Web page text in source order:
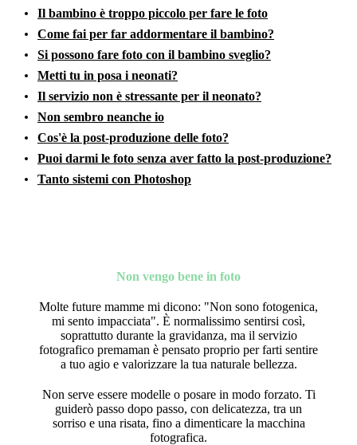
Il bambino è troppo piccolo per fare le foto
Come fai per far addormentare il bambino?
Si possono fare foto con il bambino sveglio?
Metti tu in posa i neonati?
Il servizio non è stressante per il neonato?
Non sembro neanche io
Cos'è la post-produzione delle foto?
Puoi darmi le foto senza aver fatto la post-produzione?
Tanto sistemi con Photoshop
Non vengo bene in foto
Molte future mamme mi dicono: "Non sono fotogenica,
mi sento impacciata". È normalissimo sentirsi così,
soprattutto durante la gravidanza, ma il servizio
fotografico premaman è pensato proprio per farti sentire
a tuo agio e valorizzare la tua naturale bellezza.
Non serve essere modelle o posare in modo forzato. Ti
guiderò passo dopo passo, con delicatezza, tra un
sorriso e una risata, fino a dimenticare la macchina
fotografica.